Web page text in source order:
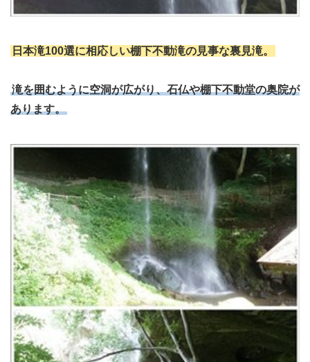
日本滝100選に相応しい棚下不動滝の見事な裏見滝。
滝を囲むように空洞が広がり、石仏や棚下不動堂の奥院が
あります。